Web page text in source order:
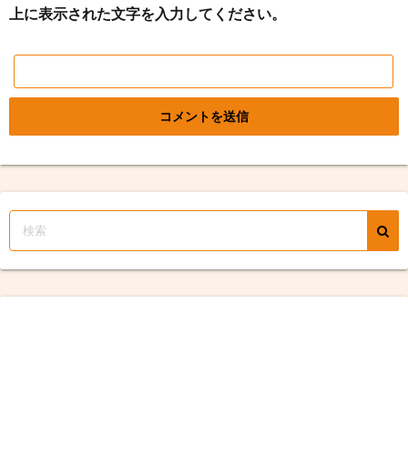
上に表示された文字を入力してください。